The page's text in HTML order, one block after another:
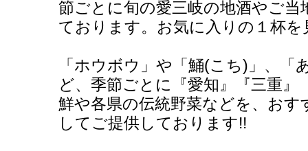
節ごとに旬の愛三岐の地酒やご当
ております。お気に入りの１杯
「ホウボウ」や「鯒(こち)」、
ど、季節ごとに『愛知』『三重』
鮮や各県の伝統野菜などを、お
してご提供しております!!